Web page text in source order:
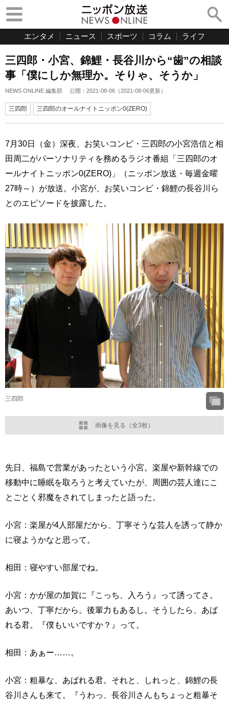
エンタメ ニュース スポーツ コラム ライフ
三四郎・小宮、錦鯉・長谷川から“歯”の相談
事「僕にしか無理か。そりゃ、そうか」
NEWS ONLINE 編集部 公開： 2021-08-06 （2021-08-06更新）
三四郎 三四郎のオールナイトニッポン0(ZERO)
7月30日（金）深夜、お笑いコンビ・三四郎の小宮浩信と相
田周二がパーソナリティを務めるラジオ番組「三四郎のオ
ールナイトニッポン0(ZERO)」（ニッポン放送・毎週金曜
27時～）が放送。小宮が、お笑いコンビ・錦鯉の長谷川ら
とのエピソードを披露した。
画像を見る（全3枚）
三四郎
先日、福島で営業があったという小宮。楽屋や新幹線での
移動中に睡眠を取ろうと考えていたが、周囲の芸人達にこ
とごとく邪魔をされてしまったと語った。
小宮：楽屋が4人部屋だから、丁寧そうな芸人を誘って静か
に寝ようかなと思って。
相田：寝やすい部屋でね。
小宮：かが屋の加賀に『こっち、入ろう』って誘ってさ。
あいつ、丁寧だから。後輩力もあるし。そうしたら、あば
れる君。『僕もいいですか？』って。
相田：あぁー……。
小宮：粗暴な、あばれる君。それと、しれっと、錦鯉の長
谷川さんも来て。『うわっ、長谷川さんもちょっと粗暴そ